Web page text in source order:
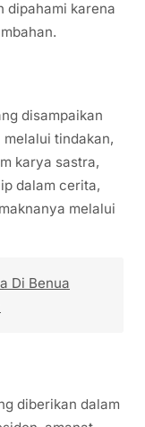
dipahami karena
disampaikan
tindakan,
karya sastra,
dalam cerita,
melalui
Di Benua
diberikan dalam